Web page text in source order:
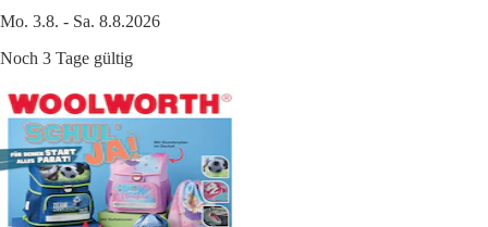
Mo. 3.8. - Sa. 8.8.2026
Noch 3 Tage gültig